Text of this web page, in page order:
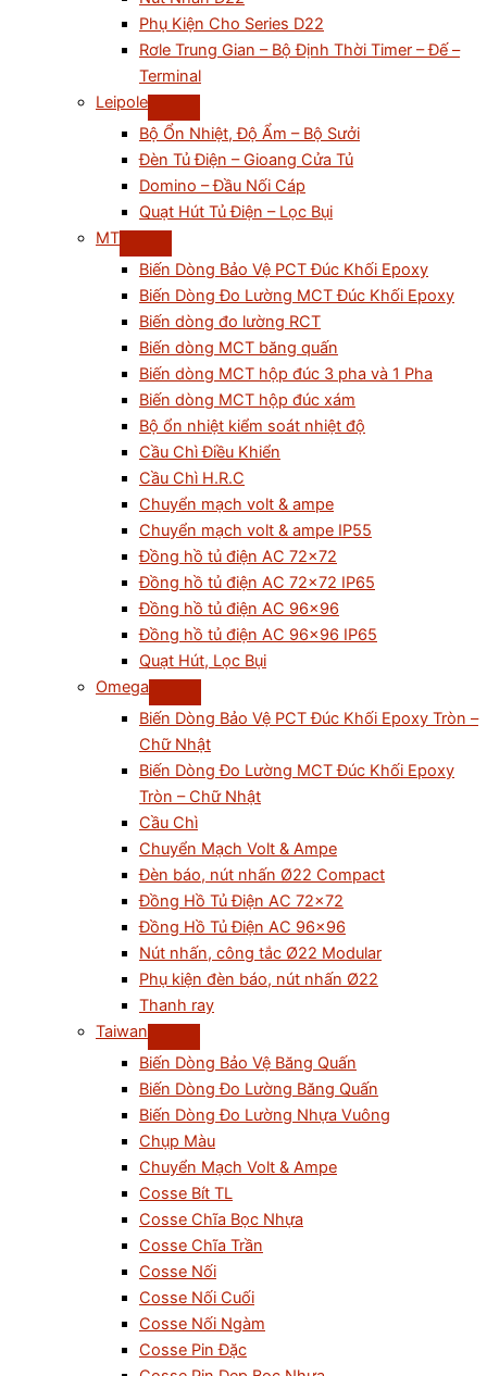
Phụ Kiện Cho Series D22
Rơle Trung Gian – Bộ Định Thời Timer – Đế –
Terminal
Leipole
Bộ Ổn Nhiệt, Độ Ẩm – Bộ Sưởi
Đèn Tủ Điện – Gioang Cửa Tủ
Domino – Đầu Nối Cáp
Quạt Hút Tủ Điện – Lọc Bụi
MT
Biến Dòng Bảo Vệ PCT Đúc Khối Epoxy
Biến Dòng Đo Lường MCT Đúc Khối Epoxy
Biến dòng đo lường RCT
Biến dòng MCT băng quấn
Biến dòng MCT hộp đúc 3 pha và 1 Pha
Biến dòng MCT hộp đúc xám
Bộ ổn nhiệt kiểm soát nhiệt độ
Cầu Chì Điều Khiển
Cầu Chì H.R.C
Chuyển mạch volt & ampe
Chuyển mạch volt & ampe IP55
Đồng hồ tủ điện AC 72×72
Đồng hồ tủ điện AC 72×72 IP65
Đồng hồ tủ điện AC 96×96
Đồng hồ tủ điện AC 96×96 IP65
Quạt Hút, Lọc Bụi
Omega
Biến Dòng Bảo Vệ PCT Đúc Khối Epoxy Tròn –
Chữ Nhật
Biến Dòng Đo Lường MCT Đúc Khối Epoxy
Tròn – Chữ Nhật
Cầu Chì
Chuyển Mạch Volt & Ampe
Đèn báo, nút nhấn Ø22 Compact
Đồng Hồ Tủ Điện AC 72×72
Đồng Hồ Tủ Điện AC 96×96
Nút nhấn, công tắc Ø22 Modular
Phụ kiện đèn báo, nút nhấn Ø22
Thanh ray
Taiwan
Biến Dòng Bảo Vệ Băng Quấn
Biến Dòng Đo Lường Băng Quấn
Biến Dòng Đo Lường Nhựa Vuông
Chụp Màu
Chuyển Mạch Volt & Ampe
Cosse Bít TL
Cosse Chĩa Bọc Nhựa
Cosse Chĩa Trần
Cosse Nối
Cosse Nối Cuối
Cosse Nối Ngàm
Cosse Pin Đặc